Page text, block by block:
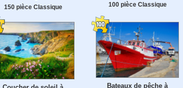
150 pièce Classique 100 pièce Classique
Bateaux de pêche à